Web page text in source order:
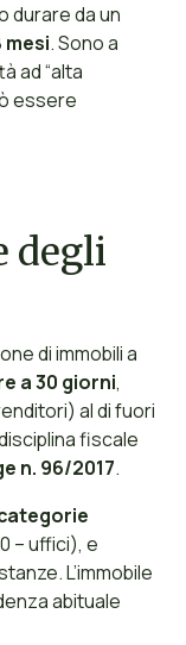
durare da un
mesi. Sono a
ad “alta
essere
degli
di immobili a
a 30 giorni,
al di fuori
fiscale
n. 96/2017.
– uffici), e
L’immobile
abituale